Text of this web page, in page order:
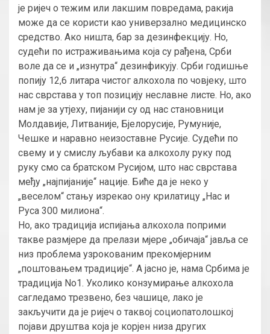
је ријеч о тежим или лакшим повредама, ракија
може да се користи као универзално медицинско
средство. Ако ништа, бар за дезинфекцију. Но,
судећи по истраживањима која су рађена, Срби
воле да се и „изнутра“ дезинфикују. Срби годишње
попију 12,6 литара чистог алкохола по човјеку, што
нас сврстава у топ позицију неславне листе. Но, ако
нам је за утјеху, пијанији су од нас становници
Молдавије, Литваније, Бјелорусије, Румуније,
Чешке и наравно неизоставне Русије. Судећи по
свему и у смислу љубави ка алкохолу руку под
руку смо са братском Русијом, што нас сврстава
међу „најпијаније“ нације. Биће да је неко у
„веселом“ стању изрекао ону крилатицу „Нас и
Руса 300 милиона“.
Но, ако традиција испијања алкохола поприми
такве размјере да прелази мјере „обичаја“ јавља се
низ проблема узрокованим прекомјерним
„поштовањем традиције“. А јасно је, нама Србима је
традиција No1. Уколико конзумирање алкохола
сагледамо трезвено, без чашице, лако је
закључити да је ријеч о таквој социопатолошкој
појави друштва која је корјен низа других